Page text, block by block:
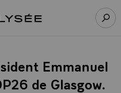
Retour à l’accueil Élysée
Emmanuel
de Glasgow.